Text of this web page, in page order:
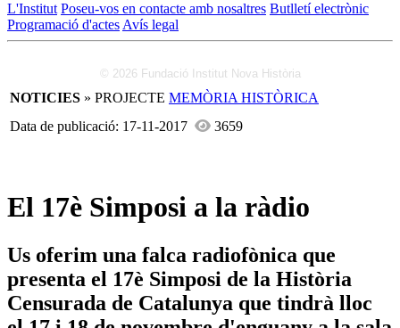
L'Institut Poseu-vos en contacte amb nosaltres Butlletí electrònic
Programació d'actes Avís legal
© 2026 Fundació Institut Nova Història
NOTICIES » PROJECTE MEMÒRIA HISTÒRICA
Data de publicació: 17-11-2017
3659
El 17è Simposi a la ràdio
Us oferim una falca radiofònica que
presenta el 17è Simposi de la Història
Censurada de Catalunya que tindrà lloc